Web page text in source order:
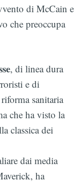
di McCain e
che preoccupa
, di linea dura
e di
sanitaria
che ha visto la
classica dei
dai media
ha